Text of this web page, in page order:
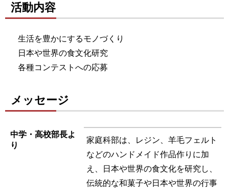
活動内容
生活を豊かにするモノづくり
日本や世界の食文化研究
各種コンテストへの応募
メッセージ
中学・高校部長よ
り
家庭科部は、レジン、羊毛フェルト
などのハンドメイド作品作りに加
え、日本や世界の食文化を研究し、
伝統的な和菓子や日本や世界の行事